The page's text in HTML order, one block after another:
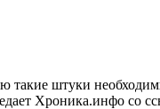
такие штуки
Хроника.инфо со